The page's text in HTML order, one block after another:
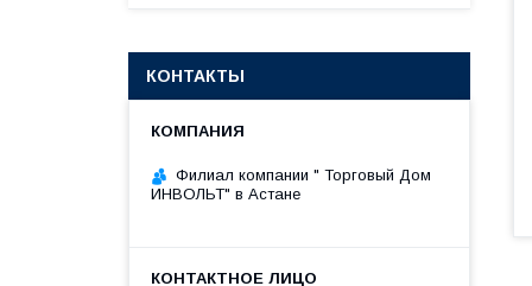
КОНТАКТЫ
Филиал компании " Торговый Дом
ИНВОЛЬТ" в Астане